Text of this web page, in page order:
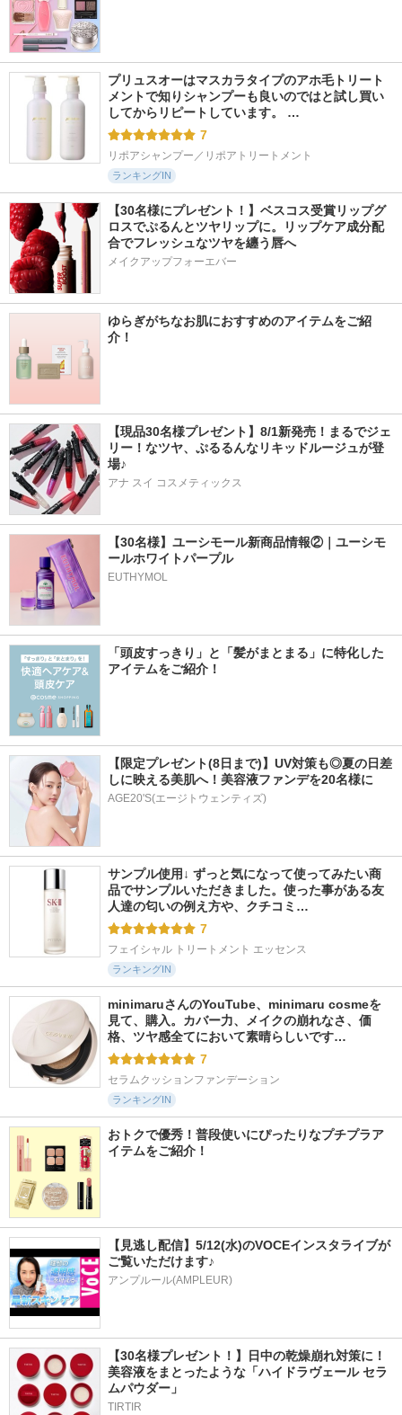
プリュスオーはマスカラタイプのアホ毛トリート
メントで知りシャンプーも良いのではと試し買い
してからリピートしています。 …
7
リポアシャンプー／リポアトリートメント
ランキングIN
【30名様にプレゼント！】ベスコス受賞リップグ
ロスでぷるんとツヤリップに。リップケア成分配
合でフレッシュなツヤを纏う唇へ
メイクアップフォーエバー
ゆらぎがちなお肌におすすめのアイテムをご紹
介！
【現品30名様プレゼント】8/1新発売！まるでジェ
リー！なツヤ、ぷるるんなリキッドルージュが登
場♪
アナ スイ コスメティックス
【30名様】ユーシモール新商品情報②｜ユーシモ
ールホワイトパープル
EUTHYMOL
「頭皮すっきり」と「髪がまとまる」に特化した
アイテムをご紹介！
【限定プレゼント(8日まで)】UV対策も◎夏の日差
しに映える美肌へ！美容液ファンデを20名様に
AGE20'S(エージトウェンティズ)
サンプル使用↓ ずっと気になって使ってみたい商
品でサンプルいただきました。使った事がある友
人達の匂いの例え方や、クチコミ…
7
フェイシャル トリートメント エッセンス
ランキングIN
minimaruさんのYouTube、minimaru cosmeを
見て、購入。カバー力、メイクの崩れなさ、価
格、ツヤ感全てにおいて素晴らしいです…
7
セラムクッションファンデーション
ランキングIN
おトクで優秀！普段使いにぴったりなプチプラア
イテムをご紹介！
【見逃し配信】5/12(水)のVOCEインスタライブが
ご覧いただけます♪
アンプルール(AMPLEUR)
【30名様プレゼント！】日中の乾燥崩れ対策に！
美容液をまとったような「ハイドラヴェール セラ
ムパウダー」
TIRTIR